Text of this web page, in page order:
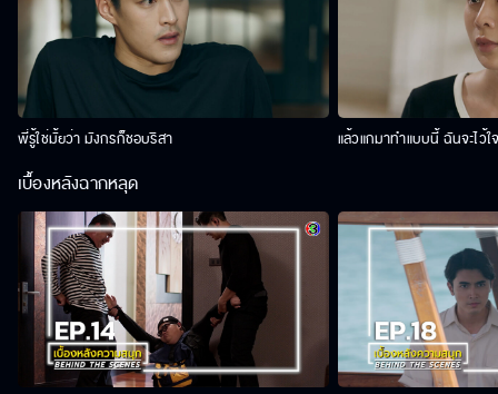
พี่รู้ใช่มั้ยว่า มังกรก็ชอบริสา แล้วแกมาทำแบบนี้ ฉันจะไว้ใ
เบื้องหลังฉากหลุด